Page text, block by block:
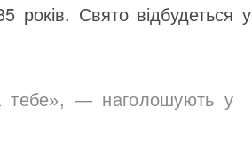
років. Свято відбудеться у
тебе», — наголошують у